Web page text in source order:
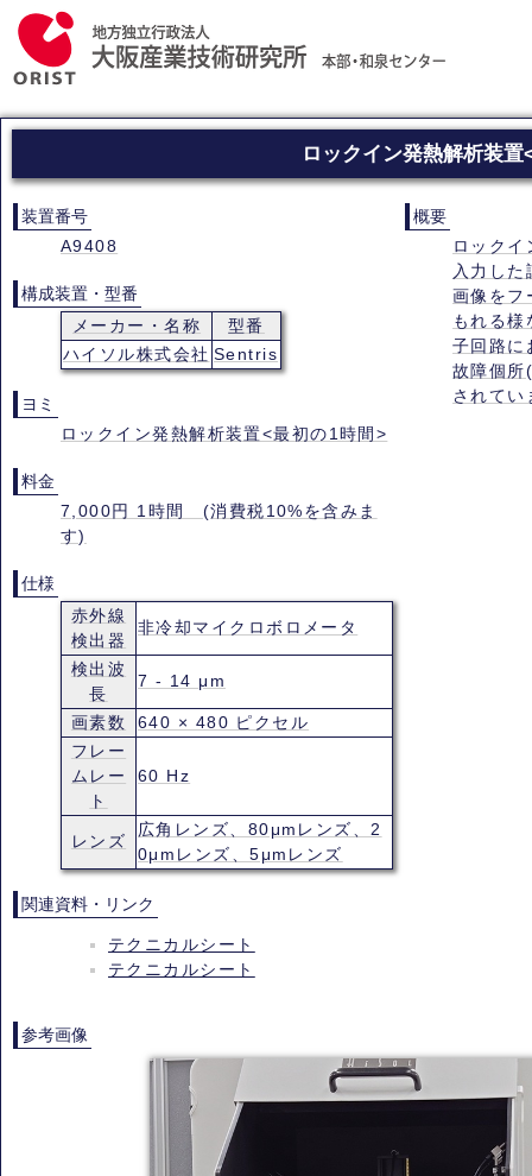
ロックイン発熱解析装置
装置番号
A9408
構成装置・型番
メーカー・名称
型番
ハイソル株式会社 Sentris
ヨミ
ロックイン発熱解析装置<最初の1時間>
料金
7,000円 1時間 (消費税10%を含みま
す)
仕様
赤外線
検出器
非冷却マイクロボロメータ
検出波
長
7 - 14 μm
画素数
640 × 480 ピクセル
フレー
ムレー
ト
60 Hz
レンズ
広角レンズ、80μmレンズ、2
0μmレンズ、5μmレンズ
関連資料・リンク
テクニカルシート
テクニカルシート
概要
ロック
入力し
画像をフ
もれる
子回路に
故障個所
されてい
参考画像